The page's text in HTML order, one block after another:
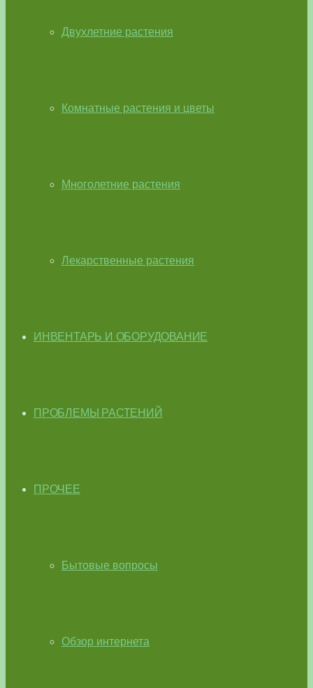
Двухлетние растения
Комнатные растения и цветы
Многолетние растения
Лекарственные растения
ИНВЕНТАРЬ И ОБОРУДОВАНИЕ
ПРОБЛЕМЫ РАСТЕНИЙ
ПРОЧЕЕ
Бытовые вопросы
Обзор интернета